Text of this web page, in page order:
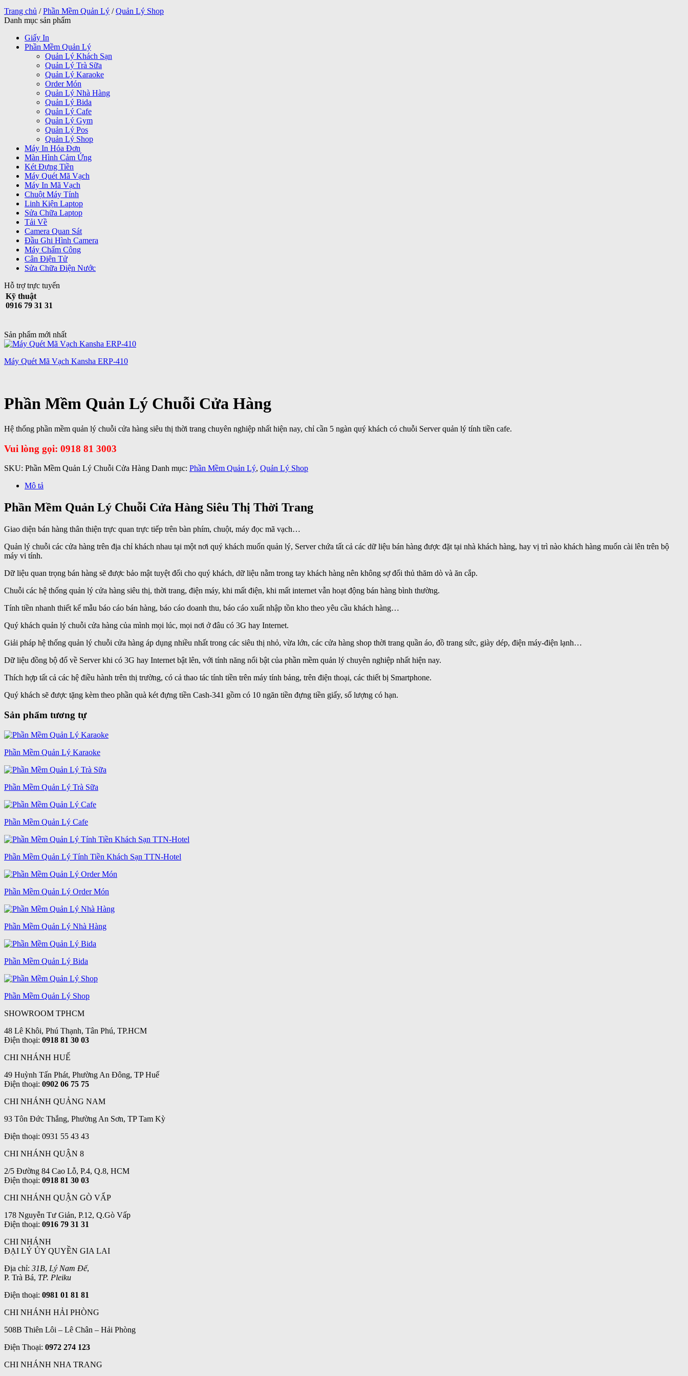
Trang chủ / Phần Mềm Quản Lý / Quản Lý Shop
Danh mục sản phẩm
Giấy In
Phần Mềm Quản Lý
Quản Lý Khách Sạn
Quản Lý Trà Sữa
Quản Lý Karaoke
Order Món
Quản Lý Nhà Hàng
Quản Lý Bida
Quản Lý Cafe
Quản Lý Gym
Quản Lý Pos
Quản Lý Shop
Máy In Hóa Đơn
Màn Hình Cảm Ứng
Két Đựng Tiền
Máy Quét Mã Vạch
Máy In Mã Vạch
Chuột Máy Tính
Linh Kiện Laptop
Sửa Chữa Laptop
Tải Về
Camera Quan Sát
Đầu Ghi Hình Camera
Máy Chấm Công
Cân Điện Tử
Sửa Chữa Điện Nước
Hỗ trợ trực tuyến
Kỹ thuật
0916 79 31 31
Sản phẩm mới nhất
Máy Quét Mã Vạch Kansha ERP-410
Phần Mềm Quản Lý Chuỗi Cửa Hàng
Hệ thống phần mềm quản lý chuỗi cửa hàng siêu thị thời trang chuyên nghiệp nhất hiện nay, chỉ cần 5 ngàn quý khách có chuỗi Server quản lý tính tiền cafe.
Vui lòng gọi: 0918 81 3003
SKU: Phần Mềm Quản Lý Chuỗi Cửa Hàng Danh mục: Phần Mềm Quản Lý, Quản Lý Shop
Mô tả
Phần Mềm Quản Lý Chuỗi Cửa Hàng Siêu Thị Thời Trang
Giao diện bán hàng thân thiện trực quan trực tiếp trên bàn phím, chuột, máy đọc mã vạch…
Quản lý chuỗi các cửa hàng trên địa chỉ khách nhau tại một nơi quý khách muốn quản lý, Server chứa tất cả các dữ liệu bán hàng được đặt tại nhà khách hàng, hay vị trì nào khách hàng muốn cài lên trên bộ
máy vi tính.
Dữ liệu quan trọng bán hàng sẽ được bảo mật tuyệt đối cho quý khách, dữ liệu nằm trong tay khách hàng nên không sợ đối thủ thăm dò và ăn cắp.
Chuỗi các hệ thống quản lý cửa hàng siêu thị, thời trang, điện máy, khi mất điện, khi mất internet vẫn hoạt động bán hàng bình thường.
Tính tiền nhanh thiết kế mẫu báo cáo bán hàng, báo cáo doanh thu, báo cáo xuất nhập tồn kho theo yêu cầu khách hàng…
Quý khách quản lý chuỗi cửa hàng của mình mọi lúc, mọi nơi ở đâu có 3G hay Internet.
Giải pháp hệ thống quản lý chuỗi cửa hàng áp dụng nhiều nhất trong các siêu thị nhỏ, vừa lớn, các cửa hàng shop thời trang quần áo, đồ trang sức, giày dép, điện máy-điện lạnh…
Dữ liệu đồng bộ đổ về Server khi có 3G hay Internet bật lên, với tính năng nổi bật của phần mềm quản lý chuyên nghiệp nhất hiện nay.
Thích hợp tất cả các hệ điều hành trên thị trường, có cả thao tác tính tiền trên máy tính bảng, trên điện thoại, các thiết bị Smartphone.
Quý khách sẽ được tặng kèm theo phần quà két đựng tiền Cash-341 gồm có 10 ngăn tiền đựng tiền giấy, số lượng có hạn.
Sản phẩm tương tự
Phần Mềm Quản Lý Karaoke
Phần Mềm Quản Lý Trà Sữa
Phần Mềm Quản Lý Cafe
Phần Mềm Quản Lý Tính Tiền Khách Sạn TTN-Hotel
Phần Mềm Quản Lý Order Món
Phần Mềm Quản Lý Nhà Hàng
Phần Mềm Quản Lý Bida
Phần Mềm Quản Lý Shop
SHOWROOM TPHCM
48 Lê Khôi, Phú Thạnh, Tân Phú, TP.HCM
Điện thoại: 0918 81 30 03
CHI NHÁNH HUẾ
49 Huỳnh Tấn Phát, Phường An Đông, TP Huế
Điện thoại: 0902 06 75 75
CHI NHÁNH QUẢNG NAM
93 Tôn Đức Thắng, Phường An Sơn, TP Tam Kỳ
Điện thoại: 0931 55 43 43
CHI NHÁNH QUẬN 8
2/5 Đường 84 Cao Lỗ, P.4, Q.8, HCM
Điện thoại: 0918 81 30 03
CHI NHÁNH QUẬN GÒ VẤP
178 Nguyễn Tư Giản, P.12, Q.Gò Vấp
Điện thoại: 0916 79 31 31
CHI NHÁNH
ĐẠI LÝ ỦY QUYỀN GIA LAI
Địa chỉ: 31B, Lý Nam Đế,
P. Trà Bá, TP. Pleiku
Điện thoại: 0981 01 81 81
CHI NHÁNH HẢI PHÒNG
508B Thiên Lôi – Lê Chân – Hải Phòng
Điện Thoại: 0972 274 123
CHI NHÁNH NHA TRANG